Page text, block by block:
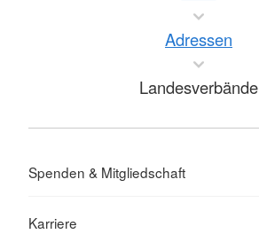
Adressen
Landesverbände
Spenden & Mitgliedschaft
Karriere